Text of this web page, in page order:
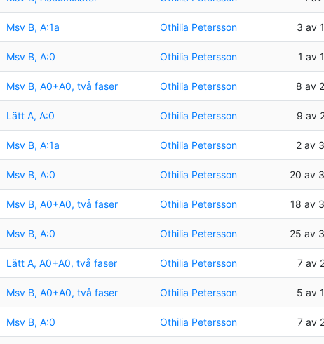
Msv B, A:1a Othilia Petersson 3 av
Msv B, A:0 Othilia Petersson 1 av
Msv B, A0+A0, två faser Othilia Petersson 8 av
Lätt A, A:0 Othilia Petersson 9 av
Msv B, A:1a Othilia Petersson 2 av
Msv B, A:0 Othilia Petersson 20 av
Msv B, A0+A0, två faser Othilia Petersson 18 av
Msv B, A:0 Othilia Petersson 25 av
Lätt A, A0+A0, två faser Othilia Petersson 7 av
Msv B, A0+A0, två faser Othilia Petersson 5 av
Msv B, A:0 Othilia Petersson 7 av